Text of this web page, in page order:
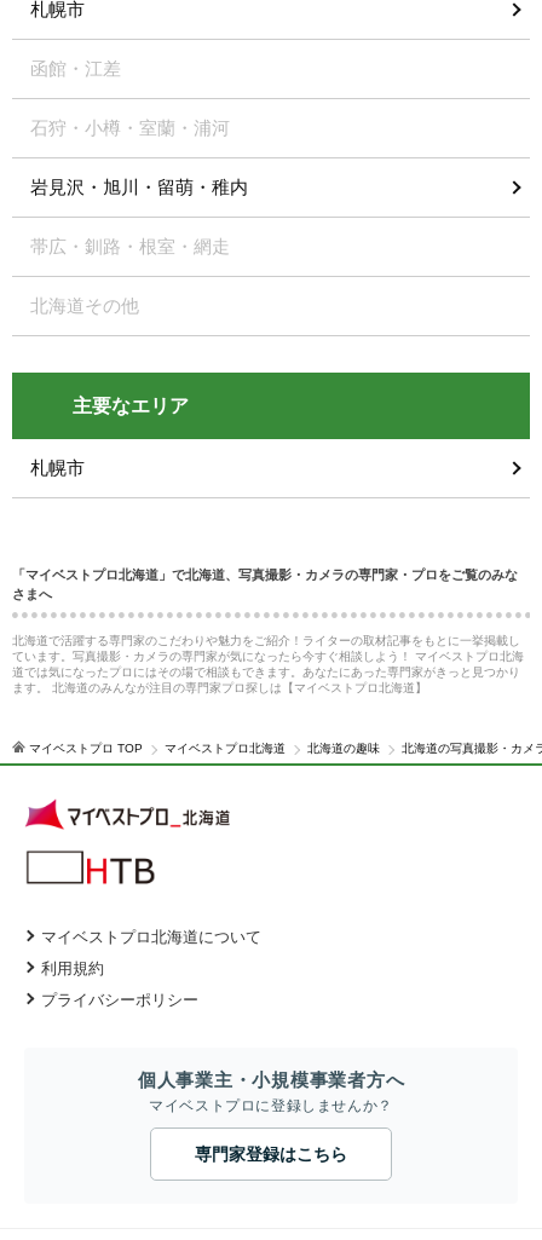
札幌市
函館・江差
石狩・小樽・室蘭・浦河
岩見沢・旭川・留萌・稚内
帯広・釧路・根室・網走
北海道その他
主要なエリア
札幌市
「マイベストプロ北海道」で北海道、写真撮影・カメラの専門家・プロをご覧のみな
さまへ
北海道で活躍する専門家のこだわりや魅力をご紹介！ライターの取材記事をもとに一挙掲載し
ています。写真撮影・カメラの専門家が気になったら今すぐ相談しよう！ マイベストプロ北海
道では気になったプロにはその場で相談もできます。あなたにあった専門家がきっと見つかり
ます。 北海道のみんなが注目の専門家プロ探しは【マイベストプロ北海道】
マイベストプロ TOP マイベストプロ北海道 北海道の趣味 北海道の写真撮影・カメ
マイベストプロ北海道について
利用規約
プライバシーポリシー
個人事業主・小規模事業者方へ
マイベストプロに登録しませんか？
専門家登録はこちら